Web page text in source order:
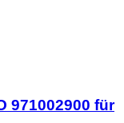
971002900 für